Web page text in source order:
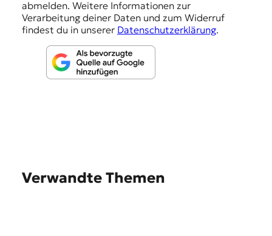
abmelden. Weitere Informationen zur
Verarbeitung deiner Daten und zum Widerruf
findest du in unserer Datenschutzerklärung.
Verwandte Themen